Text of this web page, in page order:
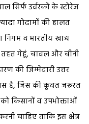
सिर्फ उर्वरकों के स्टोरेज
गोदामों की हालत
व भारतीय खाद्य
तहत गेहूं, चावल और चीनी
की जिम्मेदारी उत्तर
है, जिस की कूवत जरूरत
किसानों व उपभोक्ताओं
चाहिए ताकि इस क्षेत्र